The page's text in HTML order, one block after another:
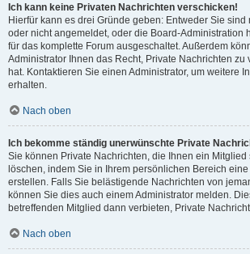
Ich kann keine Privaten Nachrichten verschicken!
Hierfür kann es drei Gründe geben: Entweder Sie sind
oder nicht angemeldet, oder die Board-Administration
für das komplette Forum ausgeschaltet. Außerdem
Administrator Ihnen das Recht, Private Nachrichten zu
hat. Kontaktieren Sie einen Administrator, um weitere
erhalten.
Nach oben
Ich bekomme ständig unerwünschte Private
Sie können Private Nachrichten, die Ihnen ein Mitglied
löschen, indem Sie in Ihrem persönlichen Bereich
erstellen. Falls Sie belästigende Nachrichten von
können Sie dies auch einem Administrator melden.
betreffenden Mitglied dann verbieten, Private
Nach oben